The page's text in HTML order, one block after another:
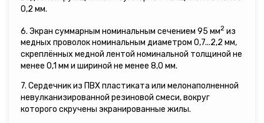
0,2 мм.
6. Экран суммарным номинальным сечением 95 мм2 из
медных проволок номинальным диаметром 0,7...2,2 мм,
скреплённых медной лентой номинальной толщиной не
менее 0,1 мм и шириной не менее 8,0 мм.
7. Сердечник из ПВХ пластиката или мелонаполненной
невулканизированной резиновой смеси, вокруг
которого скручены экранированные жилы.